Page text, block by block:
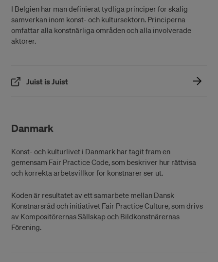
I Belgien har man definierat tydliga principer för skälig
samverkan inom konst- och kultursektorn. Principerna
omfattar alla konstnärliga områden och alla involverade
aktörer.
Juist is Juist
Danmark
Konst- och kulturlivet i Danmark har tagit fram en
gemensam Fair Practice Code, som beskriver hur rättvisa
och korrekta arbetsvillkor för konstnärer ser ut.
Koden är resultatet av ett samarbete mellan Dansk
Konstnärsråd och initiativet Fair Practice Culture, som drivs
av Kompositörernas Sällskap och Bildkonstnärernas
Förening.